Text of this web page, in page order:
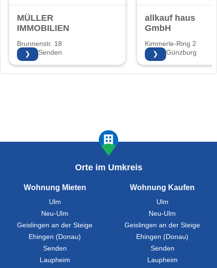
MÜLLER
IMMOBILIEN
Brunnenstr. 18
89250 Senden
❯
allkauf haus
GmbH
Kimmerle-Ring 2
89312 Günzburg
❯
Orte im Umkreis
Wohnung Mieten
Ulm
Neu-Ulm
Geislingen an der Steige
Ehingen (Donau)
Senden
Laupheim
Wohnung Kaufen
Ulm
Neu-Ulm
Geislingen an der Steige
Ehingen (Donau)
Senden
Laupheim